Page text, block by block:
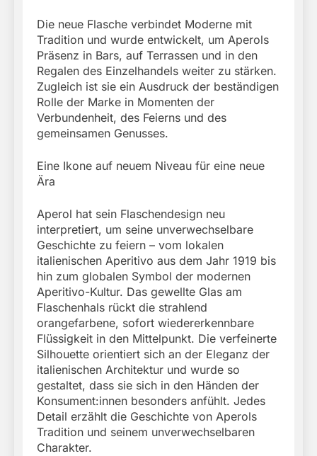
Die neue Flasche verbindet Moderne mit
Tradition und wurde entwickelt, um Aperols
Präsenz in Bars, auf Terrassen und in den
Regalen des Einzelhandels weiter zu stärken.
Zugleich ist sie ein Ausdruck der beständigen
Rolle der Marke in Momenten der
Verbundenheit, des Feierns und des
gemeinsamen Genusses.
Eine Ikone auf neuem Niveau für eine neue
Ära
Aperol hat sein Flaschendesign neu
interpretiert, um seine unverwechselbare
Geschichte zu feiern – vom lokalen
italienischen Aperitivo aus dem Jahr 1919 bis
hin zum globalen Symbol der modernen
Aperitivo-Kultur. Das gewellte Glas am
Flaschenhals rückt die strahlend
orangefarbene, sofort wiedererkennbare
Flüssigkeit in den Mittelpunkt. Die verfeinerte
Silhouette orientiert sich an der Eleganz der
italienischen Architektur und wurde so
gestaltet, dass sie sich in den Händen der
Konsument:innen besonders anfühlt. Jedes
Detail erzählt die Geschichte von Aperols
Tradition und seinem unverwechselbaren
Charakter.